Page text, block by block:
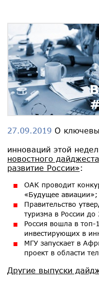
27.09.2019 О
инноваций этой
новостного
развитие России»:
ОАК проводит
«Будущее авиации»;
Правительство
туризма в России до
Россия вошла в топ-
инвестирующих в
МГУ запускает в
проект в области
Другие выпуски